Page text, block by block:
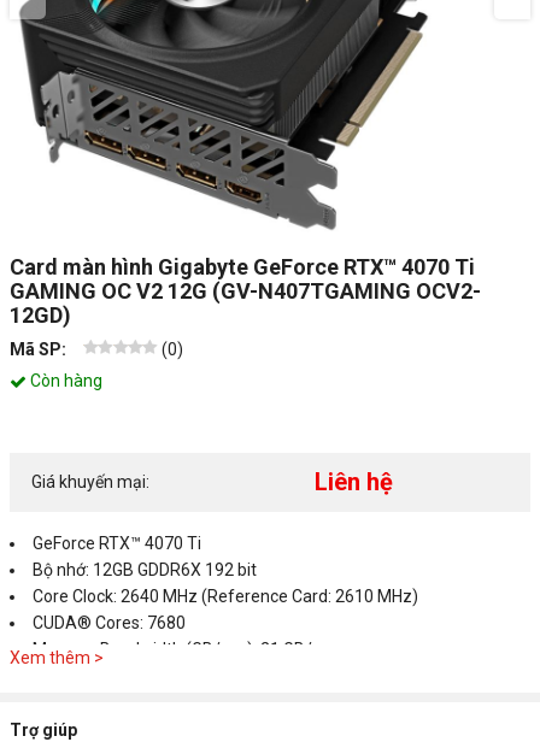
Card màn hình Gigabyte GeForce RTX­­™ 4070 Ti
GAMING OC V2 12G (GV-N407TGAMING OCV2-
12GD)
Mã SP: (0)
Còn hàng
Giá khuyến mại: Liên hệ
GeForce RTX™ 4070 Ti
Bộ nhớ: 12GB GDDR6X 192 bit
Core Clock: 2640 MHz (Reference Card: 2610 MHz)
CUDA® Cores: 7680
Memory Bandwidth (GB/sec): 21 GB/s
giải tối đa 7680x4320 ✅ Hỗ trợ OpenGL 4.6
Xem thêm >
Trợ giúp